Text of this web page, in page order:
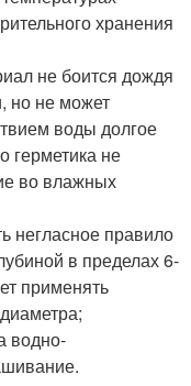
хранения
не боится дождя
но не может
воды долгое
герметика не
во влажных
негласное правило
в пределах 6-
применять
водно-